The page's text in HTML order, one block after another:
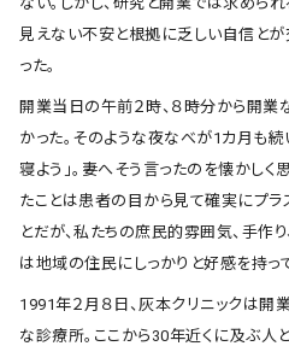
見えない不安と根拠に乏しい自信と
った。
開業当日の午前２時、８時分から開
かった。そのような夜なべが1カ月も続
寝よう」。妻へそう言ったのを懐かしく
たことは患者の目から見て確実にプラ
とだが、私たちの庶民的雰囲気、手作
は地域の住民にしっかりと好感を持っ
1991年２月８日、灰本クリニックは開
な診療所。ここから30年近くに及ぶ